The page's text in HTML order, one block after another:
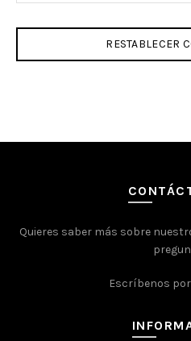
RESTABLECER
Quieres saber más sobre
Escríbenos